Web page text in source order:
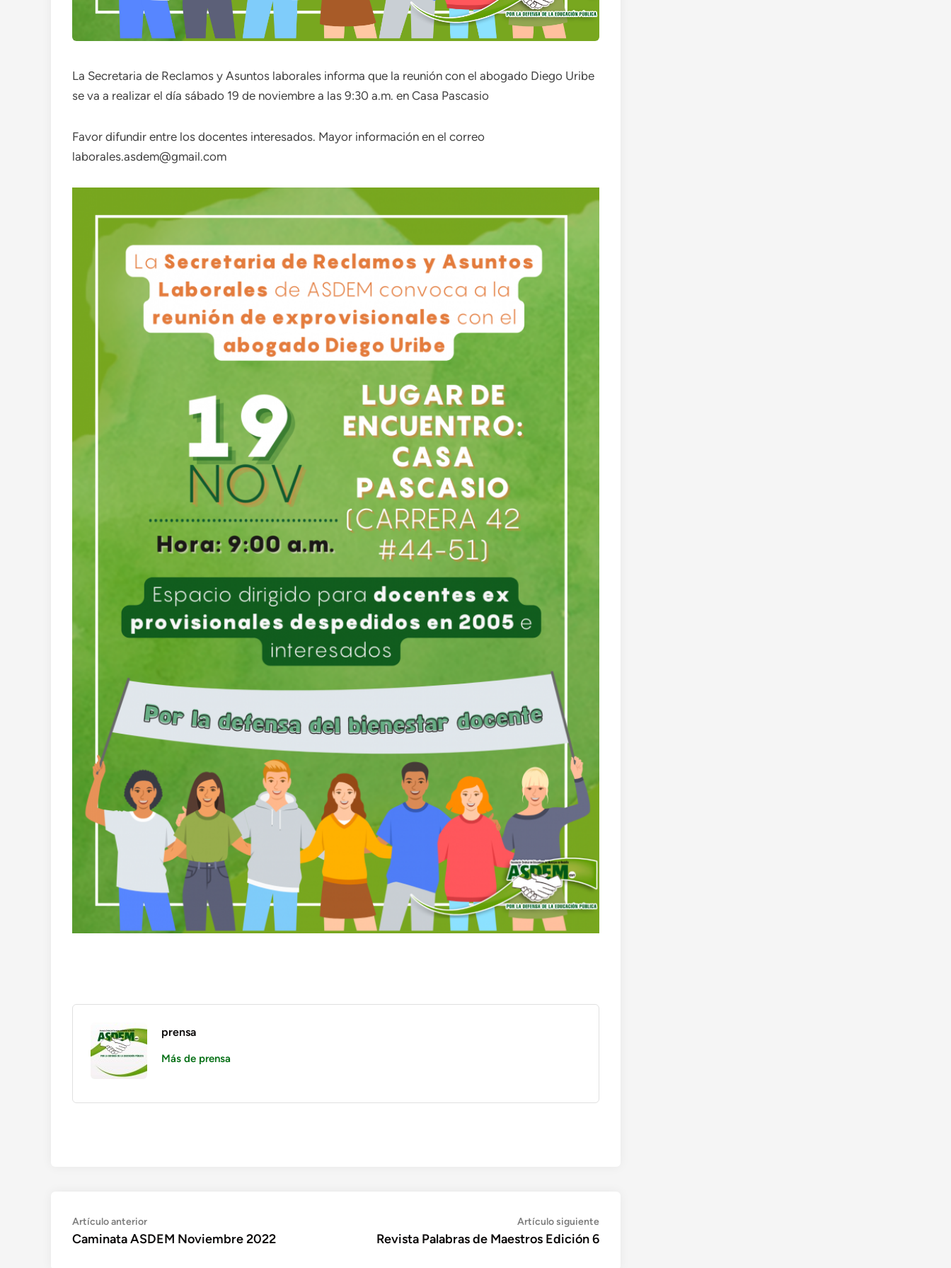
La Secretaria de Reclamos y Asuntos laborales informa que la reunión con el abogado Diego Uribe
se va a realizar el día sábado 19 de noviembre a las 9:30 a.m. en Casa Pascasio
Favor difundir entre los docentes interesados. Mayor información en el correo
laborales.asdem@gmail.com
prensa
Más de prensa
Navegación
de
Artículo anteriorArtículo
anterior:
Caminata ASDEM Noviembre 2022
Artículo siguienteArtículo
siguiente:
Revista Palabras de Maestros Edición 6